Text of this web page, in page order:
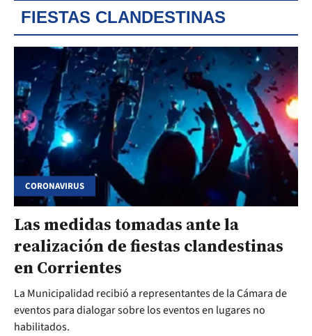
FIESTAS CLANDESTINAS
CORONAVIRUS
Las medidas tomadas ante la
realización de fiestas clandestinas
en Corrientes
La Municipalidad recibió a representantes de la Cámara de
eventos para dialogar sobre los eventos en lugares no
habilitados.